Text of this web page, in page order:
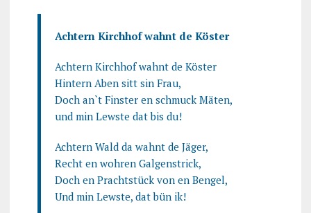
Achtern Kirchhof wahnt de Köster
Achtern Kirchhof wahnt de Köster
Hintern Aben sitt sin Frau,
Doch an`t Finster en schmuck Mäten,
und min Lewste dat bis du!
Achtern Wald da wahnt de Jäger,
Recht en wohren Galgenstrick,
Doch en Prachtstück von en Bengel,
Und min Lewste, dat bün ik!